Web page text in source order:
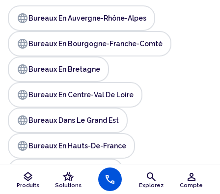
layers
Produits
hotel_class
Solutions call search
Explorez
person
Compte
language Bureaux En Auvergne-Rhône-Alpes
language Bureaux En Bourgogne-Franche-Comté
language Bureaux En Bretagne
language Bureaux En Centre-Val De Loire
language Bureaux Dans Le Grand Est
language Bureaux En Hauts-De-France
languageBureaux En Île-De-France